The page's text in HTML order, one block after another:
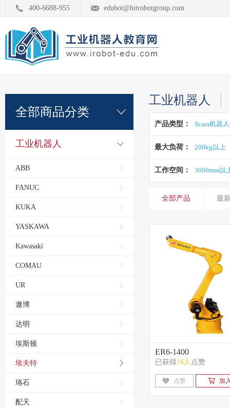
400-6688-955 edubot@hitrobotgroup.com
全部商品分类
工业机器人
ABB
FANUC
KUKA
YASKAWA
Kawasaki
COMAU
UR
遨博
达明
埃斯顿
埃夫特
珞石
配天
工业机器人
产品类型： Scara机器人
最大负荷： 200kg以上
工作空间： 3000mm以
全部产品 最
ER6-1400
已获得16人 点赞
点赞 加